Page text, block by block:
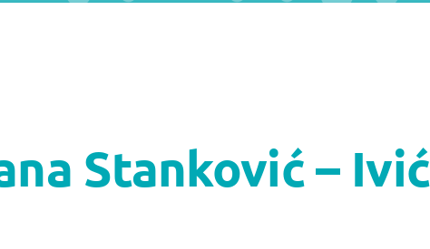
Stanković – Ivić